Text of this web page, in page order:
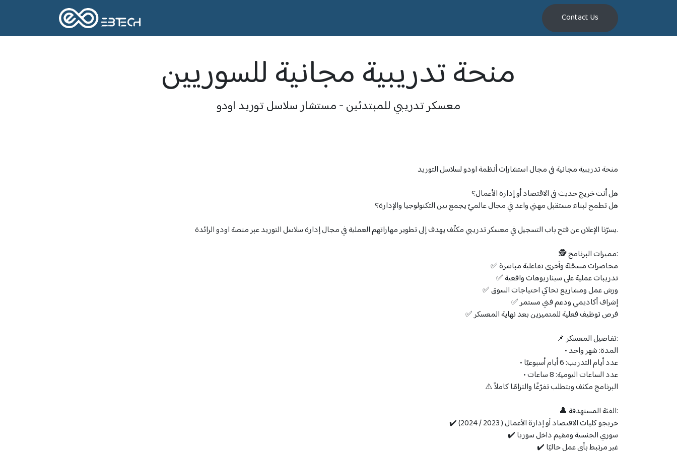
0
Contact Us
منحة تدريبية مجانية للسوريين
معسكر تدريبي للمبتدئين - مستشار سلاسل توريد اودو
منحة تدريبية مجانية في مجال استشارات أنظمة اودو لسلاسل التوريد
هل أنت خريج حديث في الاقتصاد أو إدارة الأعمال؟
هل تطمح لبناء مستقبل مهني واعد في مجال عالميّ يجمع بين التكنولوجيا والإدارة؟
يسرّنا الإعلان عن فتح باب التسجيل في معسكر تدريبي مكثّف يهدف إلى تطوير مهاراتهم العملية في مجال إدارة سلاسل التوريد عبر منصة اودو الرائدة.
🕵️ مميزات البرنامج:
✅ محاضرات مسجّلة وأخرى تفاعلية مباشرة
✅ تدريبات عملية على سيناريوهات واقعية
✅ ورش عمل ومشاريع تحاكي احتياجات السوق
✅ إشراف أكاديمي ودعم فني مستمر
✅ فرص توظيف فعلية للمتميزين بعد نهاية المعسكر
📌 تفاصيل المعسكر:
•⁠ ⁠المدة: شهر واحد
•⁠ ⁠عدد أيام التدريب: 6 أيام أسبوعيًا
•⁠ ⁠عدد الساعات اليومية: 8 ساعات
⚠️ البرنامج مكثف ويتطلب تفرّغًا والتزامًا كاملاً
👤 الفئة المستهدفة:
✔️ خريجو كليات الاقتصاد أو إدارة الأعمال ( 2023 / 2024)
✔️ سوري الجنسية ومقيم داخل سوريا
✔️ غير مرتبط بأي عمل حاليًا